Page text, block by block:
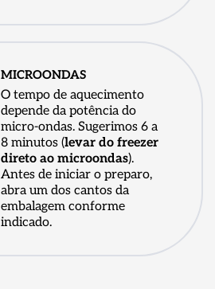
MICROONDAS
O tempo de aquecimento
depende da potência do
micro-ondas. Sugerimos 6 a
8 minutos (levar do freezer
direto ao microondas).
Antes de iniciar o preparo,
abra um dos cantos da
embalagem conforme
indicado.